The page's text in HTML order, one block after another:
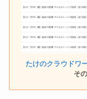
たけのクラウドワ
そ